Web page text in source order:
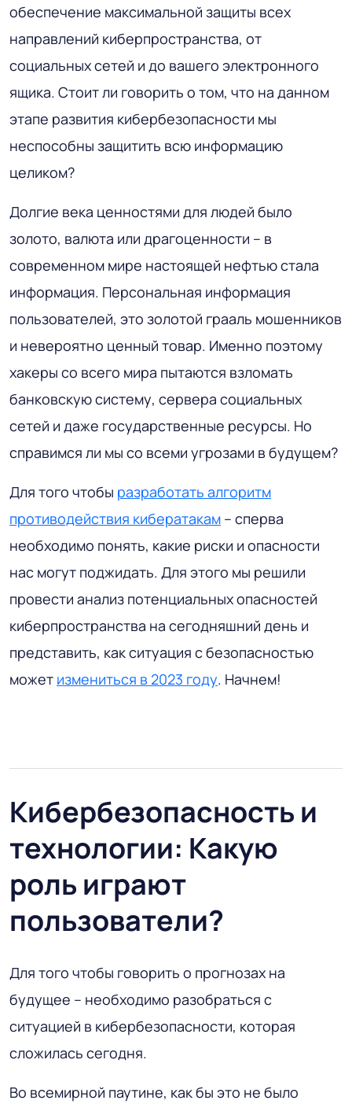
обеспечение максимальной защиты всех
направлений киберпространства, от
социальных сетей и до вашего электронного
ящика. Стоит ли говорить о том, что на данном
этапе развития кибербезопасности мы
неспособны защитить всю информацию
целиком?
Долгие века ценностями для людей было
золото, валюта или драгоценности – в
современном мире настоящей нефтью стала
информация. Персональная информация
пользователей, это золотой грааль мошенников
и невероятно ценный товар. Именно поэтому
хакеры со всего мира пытаются взломать
банковскую систему, сервера социальных
сетей и даже государственные ресурсы. Но
справимся ли мы со всеми угрозами в будущем?
Для того чтобы разработать алгоритм
противодействия кибератакам – сперва
необходимо понять, какие риски и опасности
нас могут поджидать. Для этого мы решили
провести анализ потенциальных опасностей
киберпространства на сегодняшний день и
представить, как ситуация с безопасностью
может измениться в 2023 году. Начнем!
Кибербезопасность и
технологии: Какую
роль играют
пользователи?
Для того чтобы говорить о прогнозах на
будущее – необходимо разобраться с
ситуацией в кибербезопасности, которая
сложилась сегодня.
Во всемирной паутине, как бы это не было